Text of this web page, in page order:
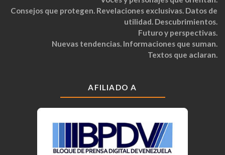
Consejos que protegen. Revelaciones exclusivas. Datos de
utilidad. Descubrimientos.
Futuro y perspectivas.
Nuevas tendencias. Informaciones que suman.
Textos que aclaran.
AFILIADO A